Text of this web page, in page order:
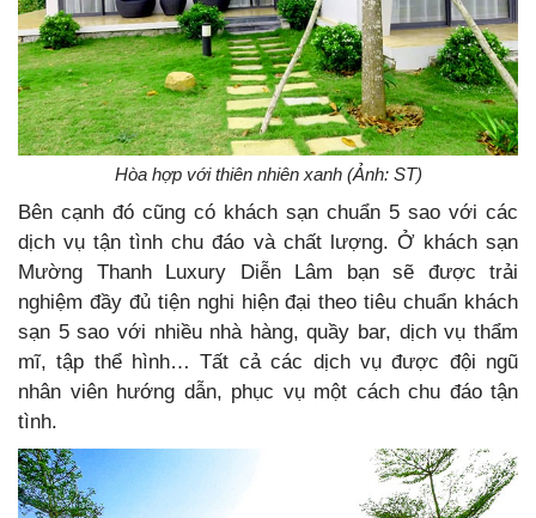
Hòa hợp với thiên nhiên xanh (Ảnh: ST)
Bên cạnh đó cũng có khách sạn chuẩn 5 sao với các
dịch vụ tận tình chu đáo và chất lượng. Ở khách sạn
Mường Thanh Luxury Diễn Lâm bạn sẽ được trải
nghiệm đầy đủ tiện nghi hiện đại theo tiêu chuẩn khách
sạn 5 sao với nhiều nhà hàng, quầy bar, dịch vụ thẩm
mĩ, tập thể hình… Tất cả các dịch vụ được đội ngũ
nhân viên hướng dẫn, phục vụ một cách chu đáo tận
tình.